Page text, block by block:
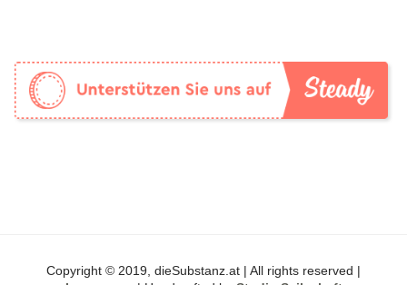
Copyright © 2019, dieSubstanz.at | All rights reserved |